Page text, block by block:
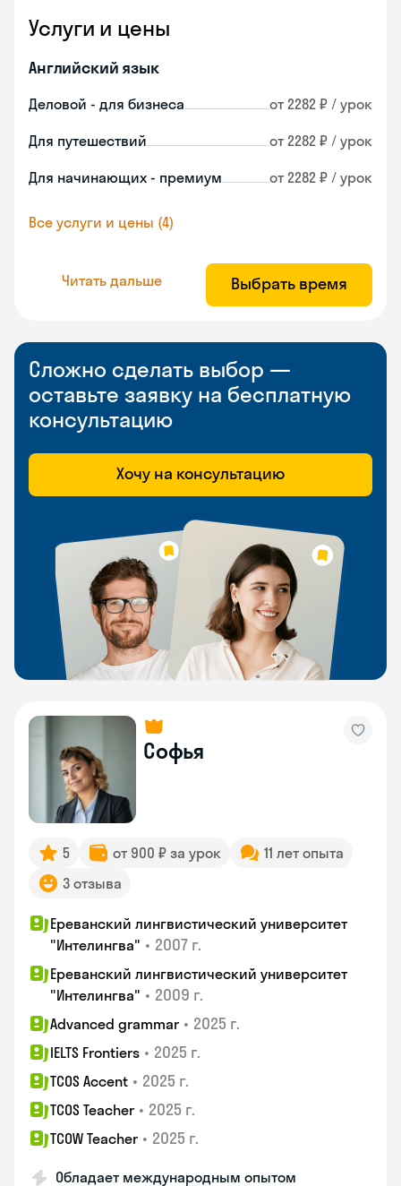
Услуги и цены
Английский язык
Деловой - для бизнеса от 2282 ₽ / урок
Для путешествий от 2282 ₽ / урок
Для начинающих - премиум от 2282 ₽ / урок
Все услуги и цены (4)
Читать дальше Выбрать время
Сложно сделать выбор —
оставьте заявку на бесплатную
консультацию
Хочу на консультацию
Софья
5 от 900 ₽ за урок
11 лет опыта
3 отзыва
Ереванский лингвистический университет
"Интелингва" • 2007 г.
Ереванский лингвистический университет
"Интелингва" • 2009 г.
Advanced grammar • 2025 г.
IELTS Frontiers • 2025 г.
TCOS Accent • 2025 г.
TCOS Teacher • 2025 г.
TCOW Teacher • 2025 г.
Обладает международным опытом